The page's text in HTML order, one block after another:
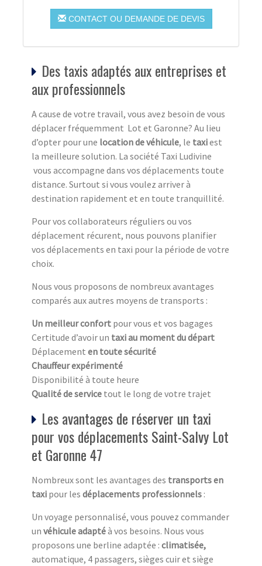
CONTACT OU DEMANDE DE DEVIS
Des taxis adaptés aux entreprises et
aux professionnels
A cause de votre travail, vous avez besoin de vous
déplacer fréquemment Lot et Garonne? Au lieu
d’opter pour une location de véhicule, le taxiest
la meilleure solution. La société Taxi Ludivine
vous accompagne dans vos déplacements toute
distance. Surtout si vous voulez arriver à
destination rapidement et en toute tranquillité.
Pour vos collaborateurs réguliers ou vos
déplacement récurent, nous pouvons planifier
vos déplacements en taxi pour la période de votre
choix.
Nous vous proposons de nombreux avantages
comparés aux autres moyens de transports :
Un meilleur confort pour vous et vos bagages
Certitude d’avoir un taxi au moment du départ
Déplacement en toute sécurité
Chauffeur expérimenté
Disponibilité à toute heure
Qualité de service tout le long de votre trajet
Les avantages de réserver un taxi
pour vos déplacements Saint-Salvy Lot
et Garonne 47
Nombreux sont les avantages des transports en
taxi pour les déplacements professionnels :
Un voyage personnalisé, vous pouvez commander
un véhicule adaptéà vos besoins. Nous vous
proposons une berline adaptée : climatisée,
automatique, 4 passagers, sièges cuir et siège